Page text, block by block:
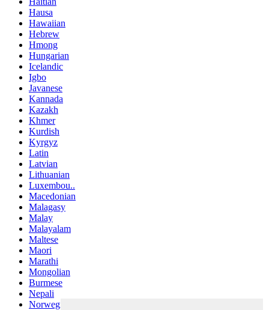
Hausa
Hawaiian
Hebrew
Hmong
Hungarian
Icelandic
Igbo
Javanese
Kannada
Kazakh
Khmer
Kurdish
Kyrgyz
Latin
Latvian
Lithuanian
Luxembou..
Macedonian
Malagasy
Malay
Malayalam
Maltese
Maori
Marathi
Mongolian
Burmese
Nepali
Norwegian